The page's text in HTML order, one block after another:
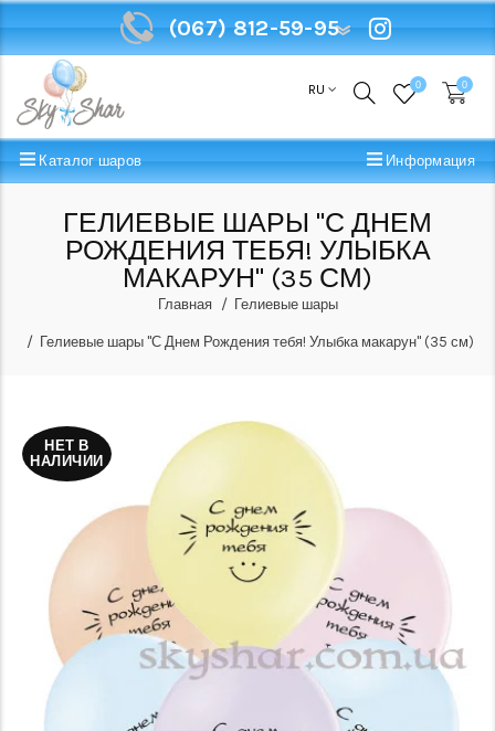
(067) 812-59-95
RU 0 0
Каталог шаров Информация
ГЕЛИЕВЫЕ ШАРЫ "С ДНЕМ
РОЖДЕНИЯ ТЕБЯ! УЛЫБКА
МАКАРУН" (35 СМ)
Главная Гелиевые шары
Гелиевые шары "С Днем Рождения тебя! Улыбка макарун" (35 см)
НЕТ В
НАЛИЧИИ